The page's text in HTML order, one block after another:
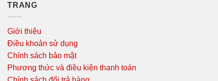
TRANG
Giới thiệu
Điều khoản sử dụng
Chính sách bảo mật
Phương thức và điều kiện thanh toán